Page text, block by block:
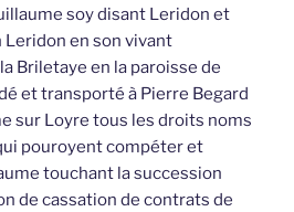
soy disant Leridon et
Leridon en son vivant
Briletaye en la paroisse de
et transporté à Pierre Begard
sur Loyre tous les droits noms
pouroyent compéter et
touchant la succession
de cassation de contrats de